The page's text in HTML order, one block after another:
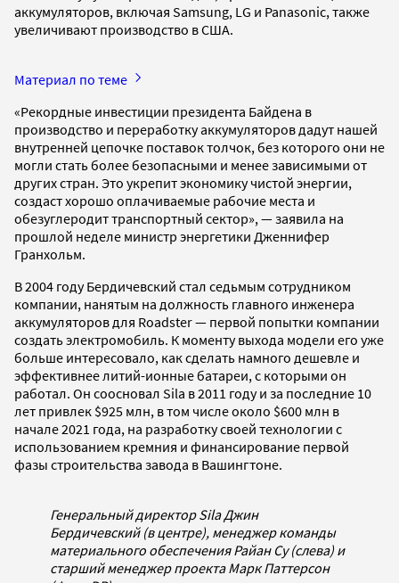
аккумуляторов, включая Samsung, LG и Panasonic, также
увеличивают производство в США.
Материал по теме
«Рекордные инвестиции президента Байдена в
производство и переработку аккумуляторов дадут нашей
внутренней цепочке поставок толчок, без которого они не
могли стать более безопасными и менее зависимыми от
других стран. Это укрепит экономику чистой энергии,
создаст хорошо оплачиваемые рабочие места и
обезуглеродит транспортный сектор», — заявила на
прошлой неделе министр энергетики Дженнифер
Гранхольм.
В 2004 году Бердичевский стал седьмым сотрудником
компании, нанятым на должность главного инженера
аккумуляторов для Roadster — первой попытки компании
создать электромобиль. К моменту выхода модели его уже
больше интересовало, как сделать намного дешевле и
эффективнее литий-ионные батареи, с которыми он
работал. Он соосновал Sila в 2011 году и за последние 10
лет привлек $925 млн, в том числе около $600 млн в
начале 2021 года, на разработку своей технологии с
использованием кремния и финансирование первой
фазы строительства завода в Вашингтоне.
Генеральный директор Sila Джин
Бердичевский (в центре), менеджер команды
материального обеспечения Райан Су (слева) и
старший менеджер проекта Марк Паттерсон